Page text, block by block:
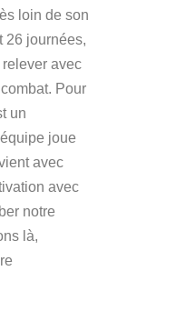
loin de son
26 journées,
avec
Pour
un
joue
avec
avec
notre
là,